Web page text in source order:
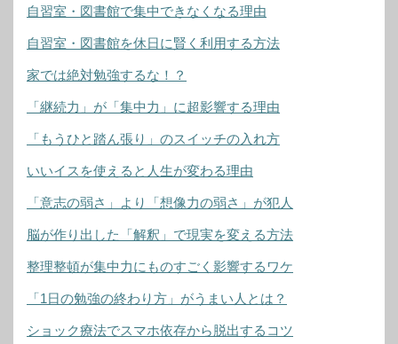
自習室・図書館で集中できなくなる理由
自習室・図書館を休日に賢く利用する方法
家では絶対勉強するな！？
「継続力」が「集中力」に超影響する理由
「もうひと踏ん張り」のスイッチの入れ方
いいイスを使えると人生が変わる理由
「意志の弱さ」より「想像力の弱さ」が犯人
脳が作り出した「解釈」で現実を変える方法
整理整頓が集中力にものすごく影響するワケ
「1日の勉強の終わり方」がうまい人とは？
ショック療法でスマホ依存から脱出するコツ